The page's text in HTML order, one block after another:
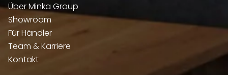
Über Minka Group
Showroom
Für Händler
Team & Karriere
Kontakt